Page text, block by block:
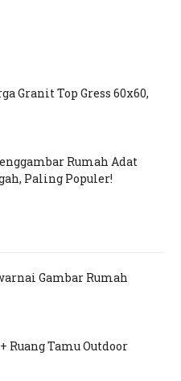
Granit Top Gress 60x60,
Rumah Adat
Paling Populer!
Gambar Rumah
Ruang Tamu Outdoor